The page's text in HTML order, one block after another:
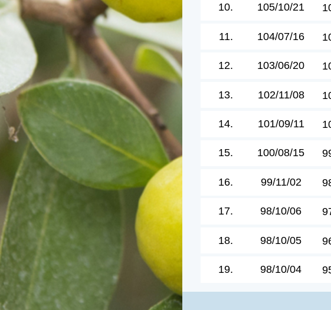
10. 105/10/21
11. 104/07/16
12. 103/06/20
13. 102/11/08
14. 101/09/11
15. 100/08/15
16. 99/11/02
17. 98/10/06
18. 98/10/05
19. 98/10/04